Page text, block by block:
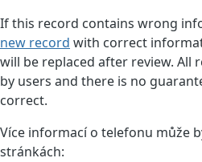
If this record contains wrong
new record with correct
will be replaced after review. All
by users and there is no
correct.
Více informací o telefonu může
stránkách: